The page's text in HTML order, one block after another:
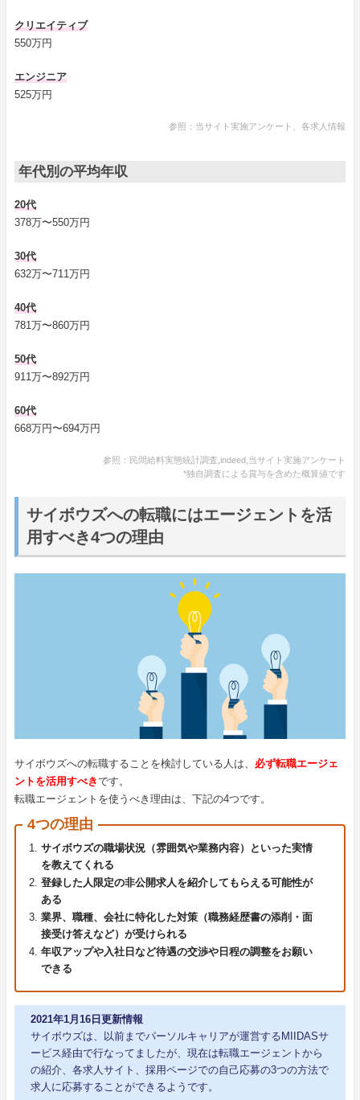
クリエイティブ
550万円
エンジニア
525万円
参照：当サイト実施アンケート、各求人情報
年代別の平均年収
20代
378万〜550万円
30代
632万〜711万円
40代
781万〜860万円
50代
911万〜892万円
60代
668万円〜694万円
参照：民間給料実態統計調査,indeed,当サイト実施アンケート
*独自調査による賞与を含めた概算値です
サイボウズへの転職にはエージェントを活
用すべき4つの理由
サイボウズへの転職することを検討している人は、 必ず転職エージェ
ントを活用すべきです。
転職エージェントを使うべき理由は、下記の4つです。
4つの理由
サイボウズの職場状況（雰囲気や業務内容）といった実情
を教えてくれる
登録した人限定の非公開求人を紹介してもらえる可能性が
ある
業界、職種、会社に特化した対策（職務経歴書の添削・面
接受け答えなど）が受けられる
年収アップや入社日など待遇の交渉や日程の調整をお願い
できる
2021年1月16日更新情報
サイボウズは、以前までパーソルキャリアが運営するMIIDASサ
ービス経由で行なってましたが、現在は転職エージェントから
の紹介、各求人サイト、採用ページでの自己応募の3つの方法で
求人に応募することができるようです。